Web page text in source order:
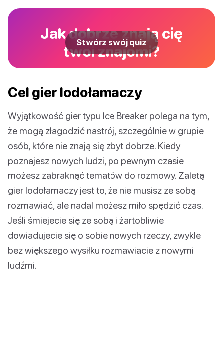
Jak dobrze znają cię
twoi znajomi?
Stwórz swój quiz
Cel gier lodołamaczy
Wyjątkowość gier typu Ice Breaker polega na tym,
że mogą złagodzić nastrój, szczególnie w grupie
osób, które nie znają się zbyt dobrze. Kiedy
poznajesz nowych ludzi, po pewnym czasie
możesz zabraknąć tematów do rozmowy. Zaletą
gier lodołamaczy jest to, że nie musisz ze sobą
rozmawiać, ale nadal możesz miło spędzić czas.
Jeśli śmiejecie się ze sobą i żartobliwie
dowiadujecie się o sobie nowych rzeczy, zwykle
bez większego wysiłku rozmawiacie z nowymi
ludźmi.